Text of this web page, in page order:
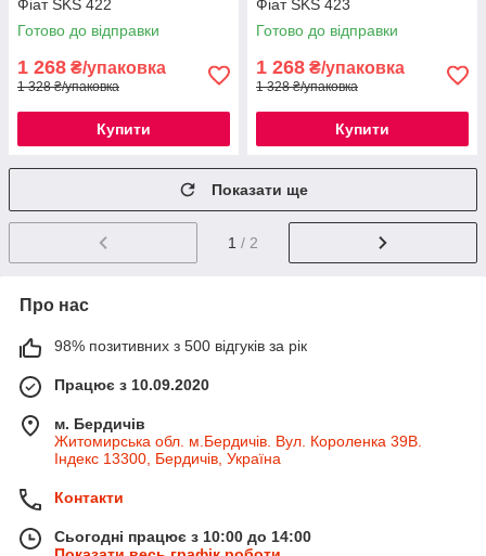
Фіат SKS 422
Готово до відправки
1 268 ₴/упаковка
1 328 ₴/упаковка
Купити
Фіат SKS 423
Готово до відправки
1 268 ₴/упаковка
1 328 ₴/упаковка
Купити
Показати ще
1 / 2
Про нас
98% позитивних з 500 відгуків за рік
Працює з 10.09.2020
м. Бердичів
Житомирська обл. м.Бердичів. Вул. Короленка 39В.
Індекс 13300, Бердичів, Україна
Контакти
Сьогодні працює з 10:00 до 14:00